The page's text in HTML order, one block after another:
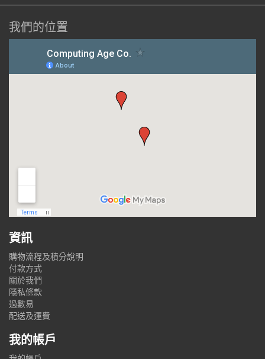
我們的位置
資訊
購物流程及積分說明
付款方式
關於我們
隱私條款
過數易
配送及運費
我的帳戶